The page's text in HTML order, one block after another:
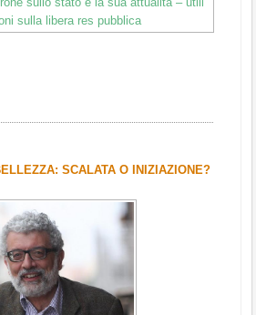
SCALATA O INIZIAZIONE?